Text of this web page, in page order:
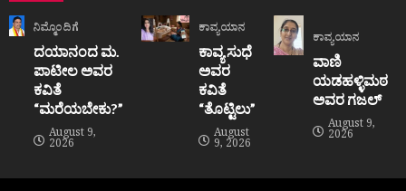
ನಿಮ್ಮೊಂದಿಗೆ
ದಯಾನಂದ ಮ.
ಪಾಟೀಲ ಅವರ
ಕವಿತೆ
“ಮರೆಯಬೇಕು?”
August 9,
2026
ಕಾವ್ಯಯಾನ
ಕಾವ್ಯ ಸುಧೆ
ಅವರ
ಕವಿತೆ
“ತೊಟ್ಟಿಲು”
August
9, 2026
ಕಾವ್ಯಯಾನ
ವಾಣಿ
ಯಡಹಳ್ಳಿಮಠ
ಅವರ ಗಜಲ್
August 9,
2026